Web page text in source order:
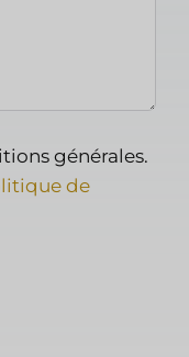
générales.
de